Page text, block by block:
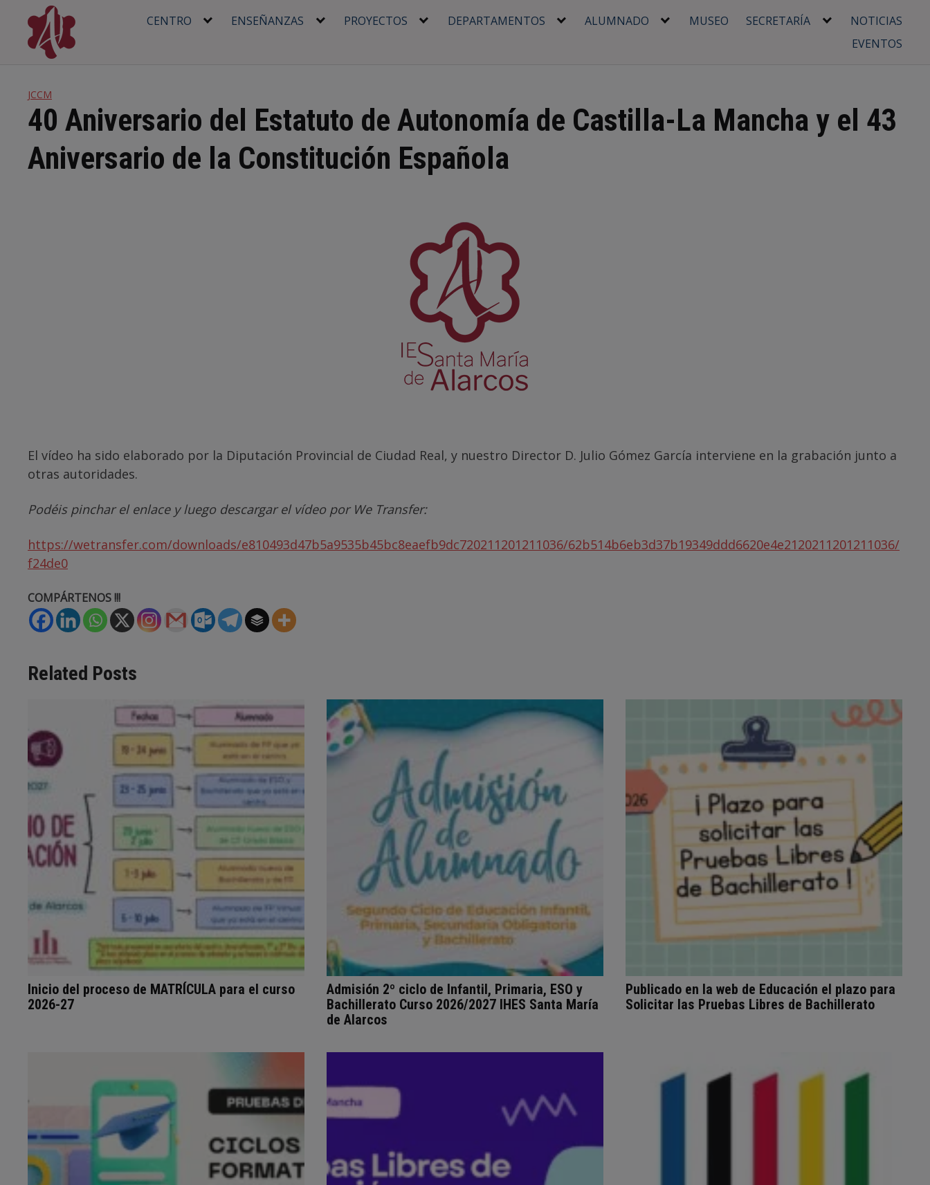
content
CENTRO ENSEÑANZAS PROYECTOS DEPARTAMENTOS ALUMNADO MUSEO SECRETARÍA
NOTICIAS
EVENTOS
JCCM
40 Aniversario del Estatuto de Autonomía de Castilla-La Mancha y el 43
Aniversario de la Constitución Española
El vídeo ha sido elaborado por la Diputación Provincial de Ciudad Real, y nuestro Director D. Julio Gómez García interviene en la grabación junto a
otras autoridades.
Podéis pinchar el enlace y luego descargar el vídeo por We Transfer:
https://wetransfer.com/downloads/e810493d47b5a9535b45bc8eaefb9dc720211201211036/62b514b6eb3d37b19349ddd6620e4e2120211201211036/
f24de0
COMPÁRTENOS !!!
Related Posts
Inicio del proceso de MATRÍCULA para el curso
2026-27
Admisión 2º ciclo de Infantil, Primaria, ESO y
Bachillerato Curso 2026/2027 IHES Santa María
de Alarcos
Publicado en la web de Educación el plazo para
Solicitar las Pruebas Libres de Bachillerato